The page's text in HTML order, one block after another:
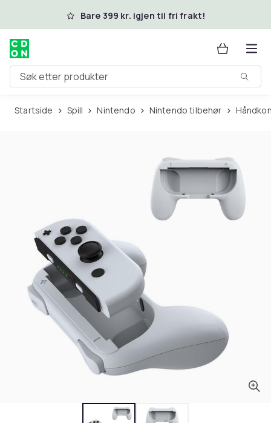
Hopp til hovedinnholdBare 399 kr. igjen til fri frakt!
Søk etter produkter
Startside Spill Nintendo Nintendo tilbehør